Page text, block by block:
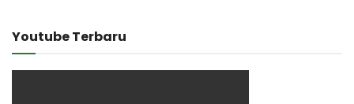
Youtube Terbaru